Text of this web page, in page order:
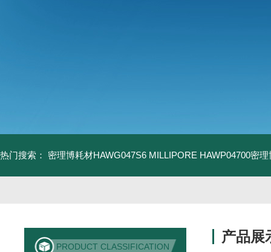
热门搜索： 密理博耗材HAWG047S6 MILLIPORE HAWP04700密
PRODUCT CLASSIFICATION
产品展